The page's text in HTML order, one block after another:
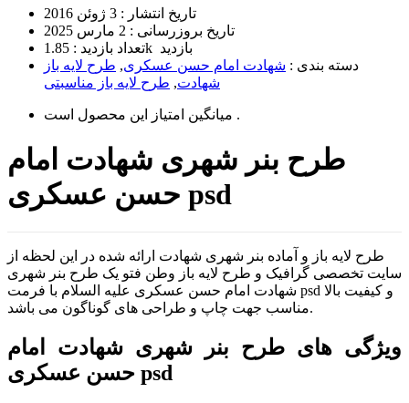
تاریخ انتشار : 3 ژوئن 2016
تاریخ بروزرسانی : 2 مارس 2025
تعداد بازدید :
1.85k بازدید
دسته بندی : شهادت امام حسن عسکری, طرح لایه باز
شهادت, طرح لایه باز مناسبتی
میانگین امتیاز این محصول است .
طرح بنر شهری شهادت امام
حسن عسکری psd
طرح لایه باز و آماده بنر شهری شهادت ارائه شده در این لحظه از
سایت تخصصی گرافیک و طرح لایه باز وطن فتو یک طرح بنر شهری
شهادت امام حسن عسکری علیه السلام با فرمت psd و کیفیت بالا
مناسب جهت چاپ و طراحی های گوناگون می باشد.
ویژگی های طرح بنر شهری شهادت امام
حسن عسکری psd